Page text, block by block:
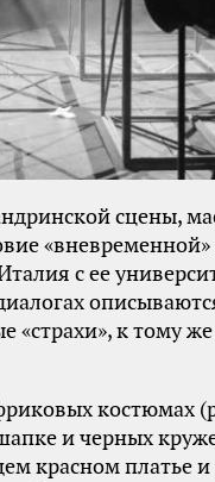
сцены,
«вневременной»
с ее
«страхи», к тому
костюмах
и черных
красном платье и